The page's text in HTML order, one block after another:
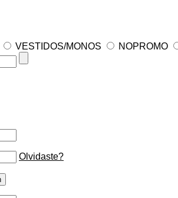
VESTIDOS/MONOS NOPROMO
Olvidaste?